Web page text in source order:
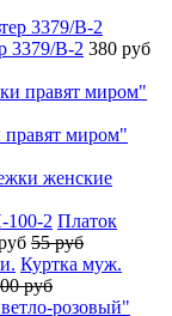
3379/B-2 380 руб
миром"
женские
Платок
55 руб
Куртка муж.
руб